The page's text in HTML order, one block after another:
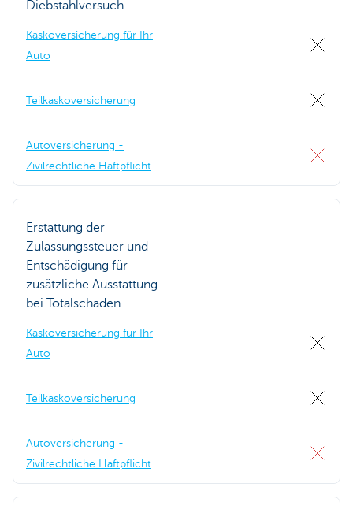
Diebstahlversuch
Kaskoversicherung für Ihr
Auto
Teilkaskoversicherung
Autoversicherung -
Zivilrechtliche Haftpflicht
Erstattung der
Zulassungssteuer und
Entschädigung für
zusätzliche Ausstattung
bei Totalschaden
Kaskoversicherung für Ihr
Auto
Teilkaskoversicherung
Autoversicherung -
Zivilrechtliche Haftpflicht